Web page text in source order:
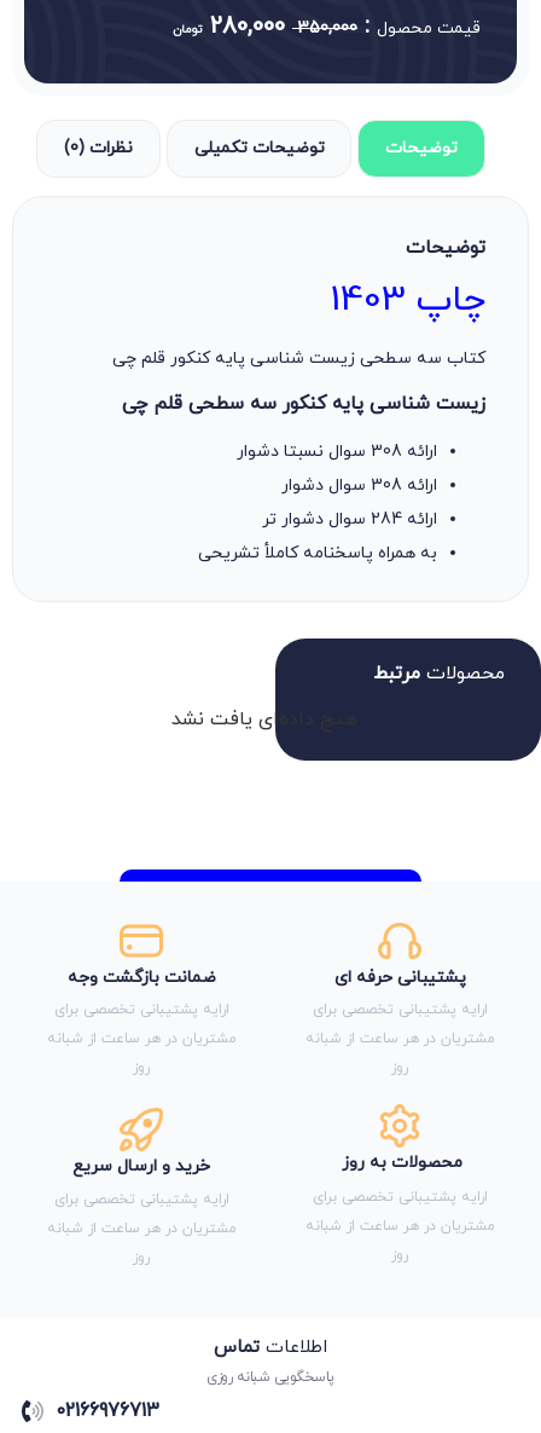
قیمت محصول :
350,000
280,000 تومان
توضیحات توضیحات تکمیلی نظرات (0)
توضیحات
چاپ 1403
کتاب سه سطحی زیست شناسی پایه کنکور قلم چی
زیست شناسی پایه کنکور سه سطحی قلم چی
ارائه 308 سوال نسبتا دشوار
ارائه 308 سوال دشوار
ارائه 284 سوال دشوار تر
به همراه پاسخنامه کاملأ تشریحی
محصولات مرتبط
هیچ داده‌ای یافت نشد
پشتیبانی حرفه ای
ارایه پشتیبانی تخصصی برای
مشتریان در هر ساعت از شبانه
روز
ضمانت بازگشت وجه
ارایه پشتیبانی تخصصی برای
مشتریان در هر ساعت از شبانه
روز
محصولات به روز
ارایه پشتیبانی تخصصی برای
مشتریان در هر ساعت از شبانه
روز
خرید و ارسال سریع
ارایه پشتیبانی تخصصی برای
مشتریان در هر ساعت از شبانه
روز
اطلاعات تماس
پاسخگویی شبانه روزی
02166976713